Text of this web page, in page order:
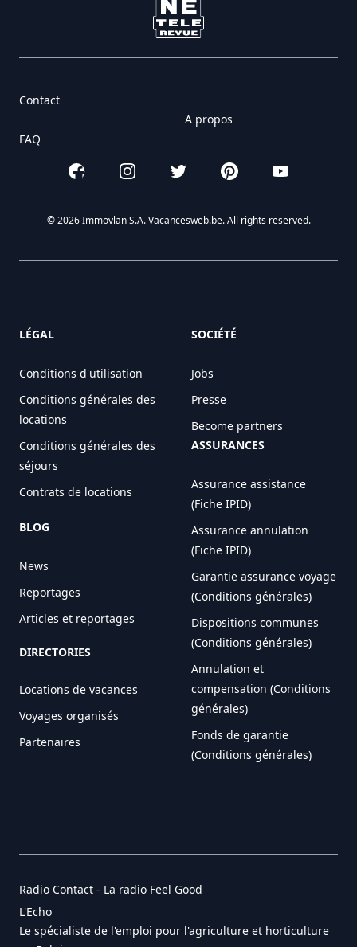
Contact
FAQ
A propos
FacebookInstagramTwitter PinterestYouTube
© 2026 Immovlan S.A. Vacancesweb.be. All rights reserved.
LÉGAL
Conditions d'utilisation
Conditions générales des
locations
Conditions générales des
séjours
Contrats de locations
BLOG
News
Reportages
Articles et reportages
DIRECTORIES
Locations de vacances
Voyages organisés
Partenaires
SOCIÉTÉ
Jobs
Presse
Become partners
ASSURANCES
Assurance assistance
(Fiche IPID)
Assurance annulation
(Fiche IPID)
Garantie assurance voyage
(Conditions générales)
Dispositions communes
(Conditions générales)
Annulation et
compensation (Conditions
générales)
Fonds de garantie
(Conditions générales)
Radio Contact - La radio Feel Good
L'Echo
Le spécialiste de l'emploi pour l'agriculture et horticulture